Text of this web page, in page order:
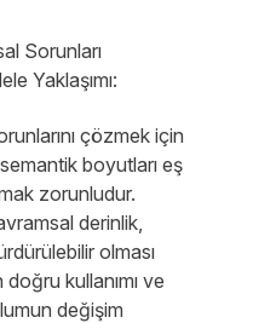
Sorunları
Yaklaşımı:
çözmek için
boyutları eş
zorunludur.
derinlik,
olması
kullanımı ve
değişim